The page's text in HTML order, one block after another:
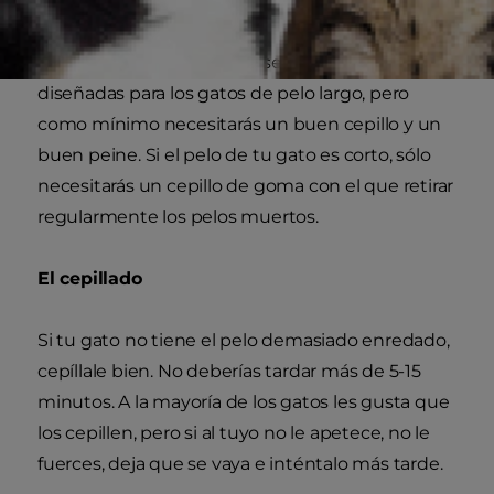
Existen herramientas de aseo especialmente
diseñadas para los gatos de pelo largo, pero
como mínimo necesitarás un buen cepillo y un
buen peine. Si el pelo de tu gato es corto, sólo
necesitarás un cepillo de goma con el que retirar
regularmente los pelos muertos.
El cepillado
Si tu gato no tiene el pelo demasiado enredado,
cepíllale bien. No deberías tardar más de 5-15
minutos. A la mayoría de los gatos les gusta que
los cepillen, pero si al tuyo no le apetece, no le
fuerces, deja que se vaya e inténtalo más tarde.